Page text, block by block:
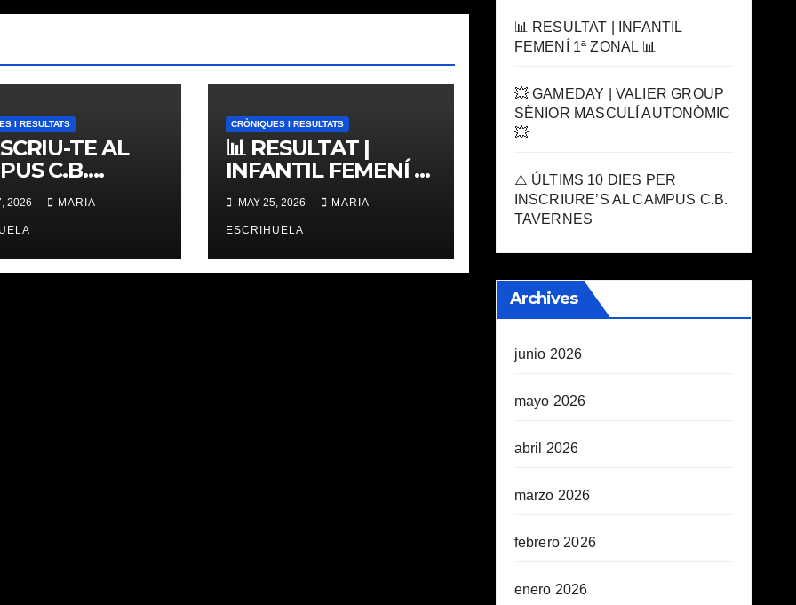
I RESULTATS
TE AL
C.B.
PLACES
2026 MARIA
CRÒNIQUES I RESULTATS
📊 RESULTAT |
INFANTIL FEMENÍ 1ª
ZONAL 📊
MAY 25, 2026 MARIA
ESCRIHUELA
📊 RESULTAT | INFANTIL
FEMENÍ 1ª ZONAL 📊
💥 GAMEDAY | VALIER GROUP
SÈNIOR MASCULÍ AUTONÒMIC
💥
⚠️ ÚLTIMS 10 DIES PER
INSCRIURE’S AL CAMPUS C.B.
TAVERNES
Archives
junio 2026
mayo 2026
abril 2026
marzo 2026
febrero 2026
enero 2026